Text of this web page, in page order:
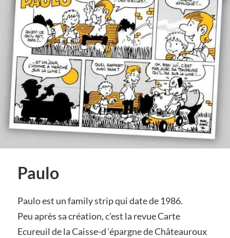
Paulo
Paulo est un family strip qui date de 1986.
Peu après sa création, c’est la revue Carte
Ecureuil de la Caisse-d ‘épargne de Châteauroux